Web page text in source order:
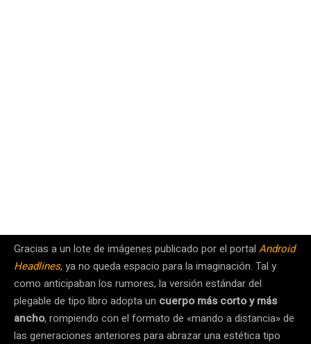
Gracias a un lote de imágenes publicado por el portal Android
Headlines, ya no queda espacio para la imaginación. Tal y
como anticipaban los rumores, la versión estándar del
plegable de tipo libro adopta un cuerpo más corto y más
ancho, rompiendo con el formato de «mando a distancia» de
las generaciones anteriores para abrazar una estética tipo